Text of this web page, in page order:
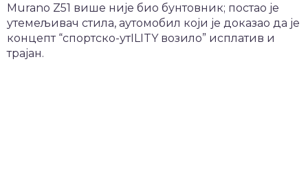
Murano Z51 више није био бунтовник; постао је
утемељивач стила, аутомобил који је доказао да је
концепт “спортско-утILITY возило” исплатив и
трајан.